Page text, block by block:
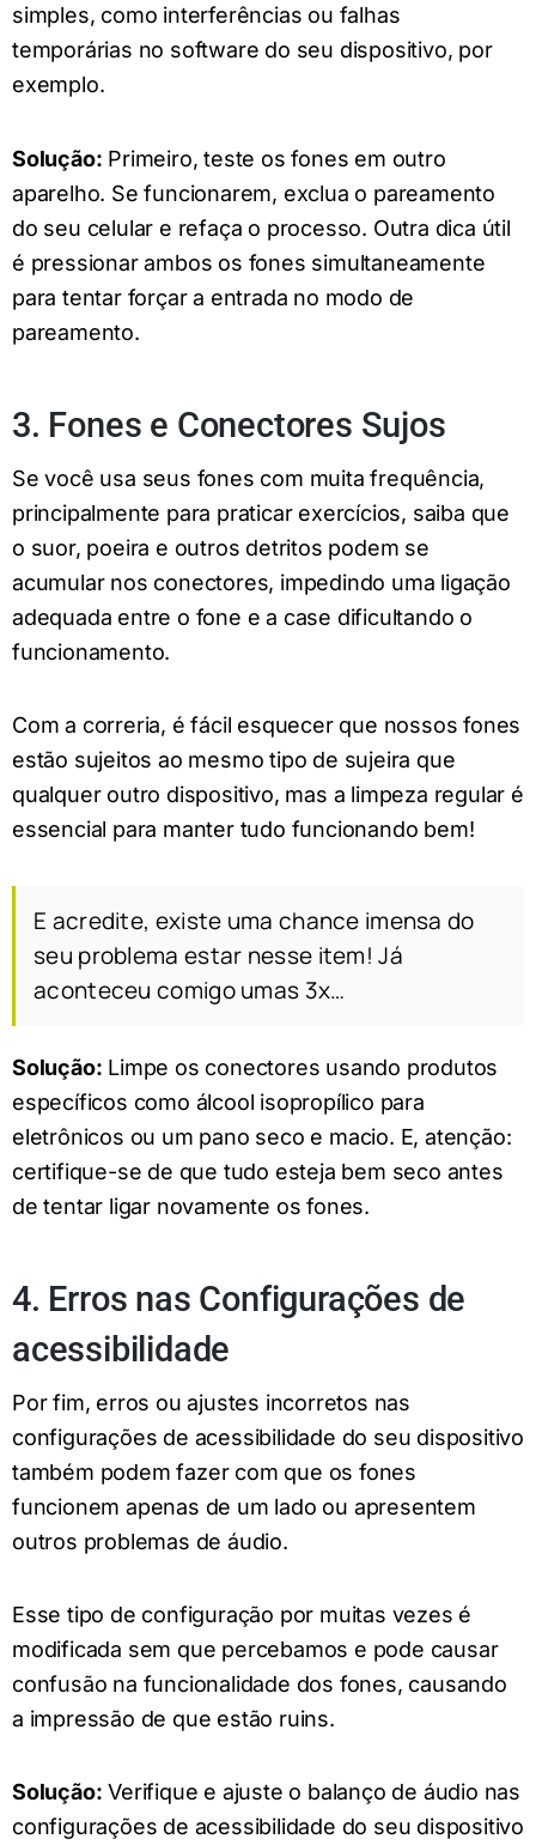
simples, como interferências ou falhas
temporárias no software do seu dispositivo, por
exemplo.
Solução: Primeiro, teste os fones em outro
aparelho. Se funcionarem, exclua o pareamento
do seu celular e refaça o processo. Outra dica útil
é pressionar ambos os fones simultaneamente
para tentar forçar a entrada no modo de
pareamento.
3. Fones e Conectores Sujos
Se você usa seus fones com muita frequência,
principalmente para praticar exercícios, saiba que
o suor, poeira e outros detritos podem se
acumular nos conectores, impedindo uma ligação
adequada entre o fone e a case dificultando o
funcionamento.
Com a correria, é fácil esquecer que nossos fones
estão sujeitos ao mesmo tipo de sujeira que
qualquer outro dispositivo, mas a limpeza regular é
essencial para manter tudo funcionando bem!
E acredite, existe uma chance imensa do
seu problema estar nesse item! Já
aconteceu comigo umas 3x…
Solução: Limpe os conectores usando produtos
específicos como álcool isopropílico para
eletrônicos ou um pano seco e macio. E, atenção:
certifique-se de que tudo esteja bem seco antes
de tentar ligar novamente os fones.
4. Erros nas Configurações de
acessibilidade
Por fim, erros ou ajustes incorretos nas
configurações de acessibilidade do seu dispositivo
também podem fazer com que os fones
funcionem apenas de um lado ou apresentem
outros problemas de áudio.
Esse tipo de configuração por muitas vezes é
modificada sem que percebamos e pode causar
confusão na funcionalidade dos fones, causando
a impressão de que estão ruins.
Solução: Verifique e ajuste o balanço de áudio nas
configurações de acessibilidade do seu dispositivo